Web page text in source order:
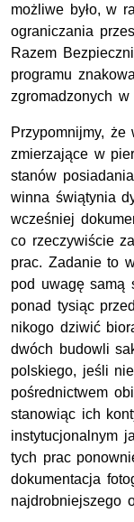
możliwe było, w
ograniczania
Razem
programu
zgromadzonych
Przypomnijmy, że
zmierzające w
stanów
winna świątynia
wcześniej
co rzeczywiście
prac. Zadanie to
pod uwagę samą
ponad tysiąc
nikogo dziwić
dwóch budowli
polskiego, jeśli
pośrednictwem
stanowiąc ich
instytucjonalnym
tych prac
dokumentacja
najdrobniejszego